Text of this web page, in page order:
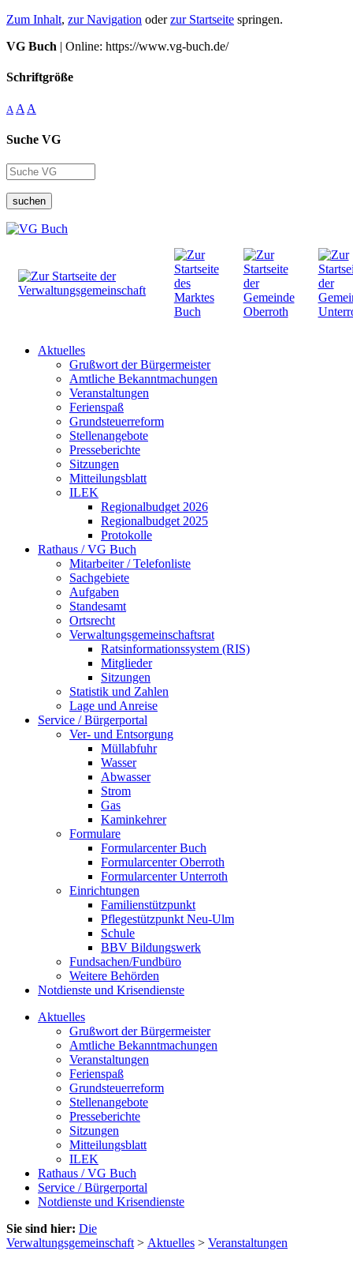
Zum Inhalt, zur Navigation oderzur Startseite springen.
VG Buch | Online: https://www.vg-buch.de/
Schriftgröße
A A A
Suche VG
suchen
Aktuelles
Grußwort der Bürgermeister
Amtliche Bekanntmachungen
Veranstaltungen
Ferienspaß
Grundsteuerreform
Stellenangebote
Presseberichte
Sitzungen
Mitteilungsblatt
ILEK
Regionalbudget 2026
Regionalbudget 2025
Protokolle
Rathaus / VG Buch
Mitarbeiter / Telefonliste
Sachgebiete
Aufgaben
Standesamt
Ortsrecht
Verwaltungsgemeinschaftsrat
Ratsinformationssystem (RIS)
Mitglieder
Sitzungen
Statistik und Zahlen
Lage und Anreise
Service / Bürgerportal
Ver- und Entsorgung
Müllabfuhr
Wasser
Abwasser
Strom
Gas
Kaminkehrer
Formulare
Formularcenter Buch
Formularcenter Oberroth
Formularcenter Unterroth
Einrichtungen
Familienstützpunkt
Pflegestützpunkt Neu-Ulm
Schule
BBV Bildungswerk
Fundsachen/Fundbüro
Weitere Behörden
Notdienste und Krisendienste
Aktuelles
Grußwort der Bürgermeister
Amtliche Bekanntmachungen
Veranstaltungen
Ferienspaß
Grundsteuerreform
Stellenangebote
Presseberichte
Sitzungen
Mitteilungsblatt
ILEK
Rathaus / VG Buch
Service / Bürgerportal
Notdienste und Krisendienste
Sie sind hier: Die
Verwaltungsgemeinschaft > Aktuelles > Veranstaltungen